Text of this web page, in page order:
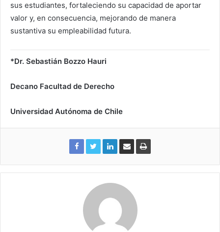
sus estudiantes, fortaleciendo su capacidad de aportar
valor y, en consecuencia, mejorando de manera
sustantiva su empleabilidad futura.
*Dr. Sebastián Bozzo Hauri
Decano Facultad de Derecho
Universidad Autónoma de Chile